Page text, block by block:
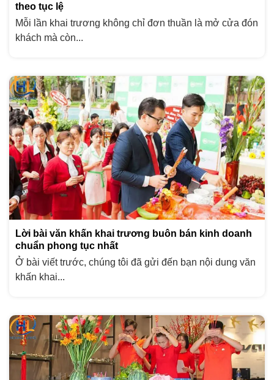
theo tục lệ
Mỗi lần khai trương không chỉ đơn thuần là mở cửa đón
khách mà còn...
Lời bài văn khấn khai trương buôn bán kinh doanh
chuẩn phong tục nhất
Ở bài viết trước, chúng tôi đã gửi đến bạn nội dung văn
khấn khai...